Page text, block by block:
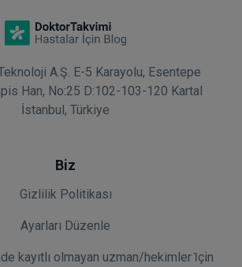
A.Ş. E-5 Karayolu, Esentepe
Han, No:25 D:102-103-120 Kartal
İstanbul, Türkiye
Biz
Gizlilik Politikası
Ayarları Düzenle
kayıtlı olmayan uzman/hekimler i̇çin